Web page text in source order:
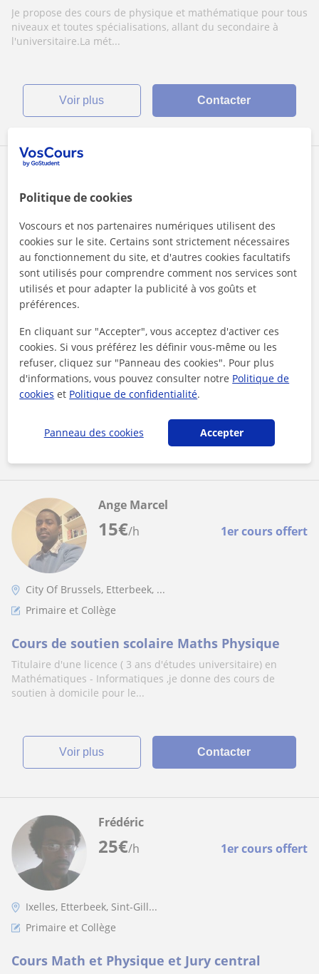
mathématique pour tous
niveaux/spécialisation
Je propose des cours de physique et mathématique pour tous
niveaux et toutes spécialisations, allant du secondaire à
l'universitaire.La mét...
voir plus Contacter
20€/h
Anderlecht, Saint-Josse-Ten-N...
Primaire et Collège
Jeune prof propose des cours de latin et grec
(soutien)
Je m'appelle Jérémie et j'enseigne le latin et le grec ancien à
Bruxelles depuis 7ans. Je propose de revoir les bases
grammaticales, des te...
voir plus Contacter
15€/h 1er cours offert
Ange Marcel
City Of Brussels, Etterbeek, ...
Primaire et Collège
Cours de soutien scolaire Maths Physique
Titulaire d'une licence ( 3 ans d'études universitaire) en
Mathématiques - Informatiques ,je donne des cours de
soutien à domicile pour le...
voir plus Contacter
25€/h 1er cours offert
Frédéric
Ixelles, Etterbeek, Sint-Gill...
Primaire et Collège
Cours Math et Physique et Jury central
Politique de cookies
Voscours et nos partenaires numériques utilisent des
cookies sur le site. Certains sont strictement nécessaires
au fonctionnement du site, et d'autres cookies facultatifs
sont utilisés pour comprendre comment nos services sont
utilisés et pour adapter la publicité à vos goûts et
préférences.
En cliquant sur "Accepter", vous acceptez d'activer ces
cookies. Si vous préférez les définir vous-même ou les
refuser, cliquez sur "Panneau des cookies". Pour plus
d'informations, vous pouvez consulter notre Politique de
cookies et Politique de confidentialité.
Panneau des cookies Accepter